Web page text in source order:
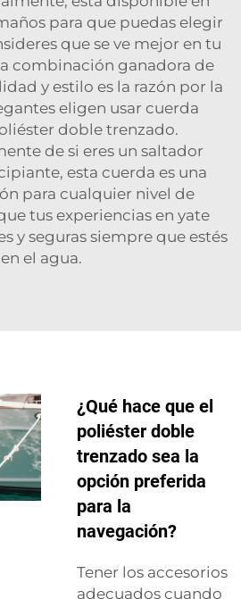
para que puedas elegir
que se ve mejor en tu
combinación ganadora de
y estilo es la razón por la
eligen usar cuerda
doble trenzado.
de si eres un saltador
esta cuerda es una
para cualquier nivel de
tus experiencias en yate
y seguras siempre que estés
en el agua.
¿Qué hace que el
poliéster doble
trenzado sea la
opción preferida
para la
navegación?
Tener los accesorios
adecuados cuando